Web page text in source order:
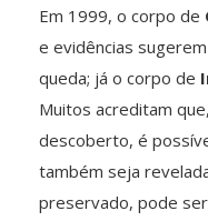
Em 1999, o corpo de
e evidências
queda; já o corpo de
Muitos acreditam
descoberto, é
também seja
preservado, pode